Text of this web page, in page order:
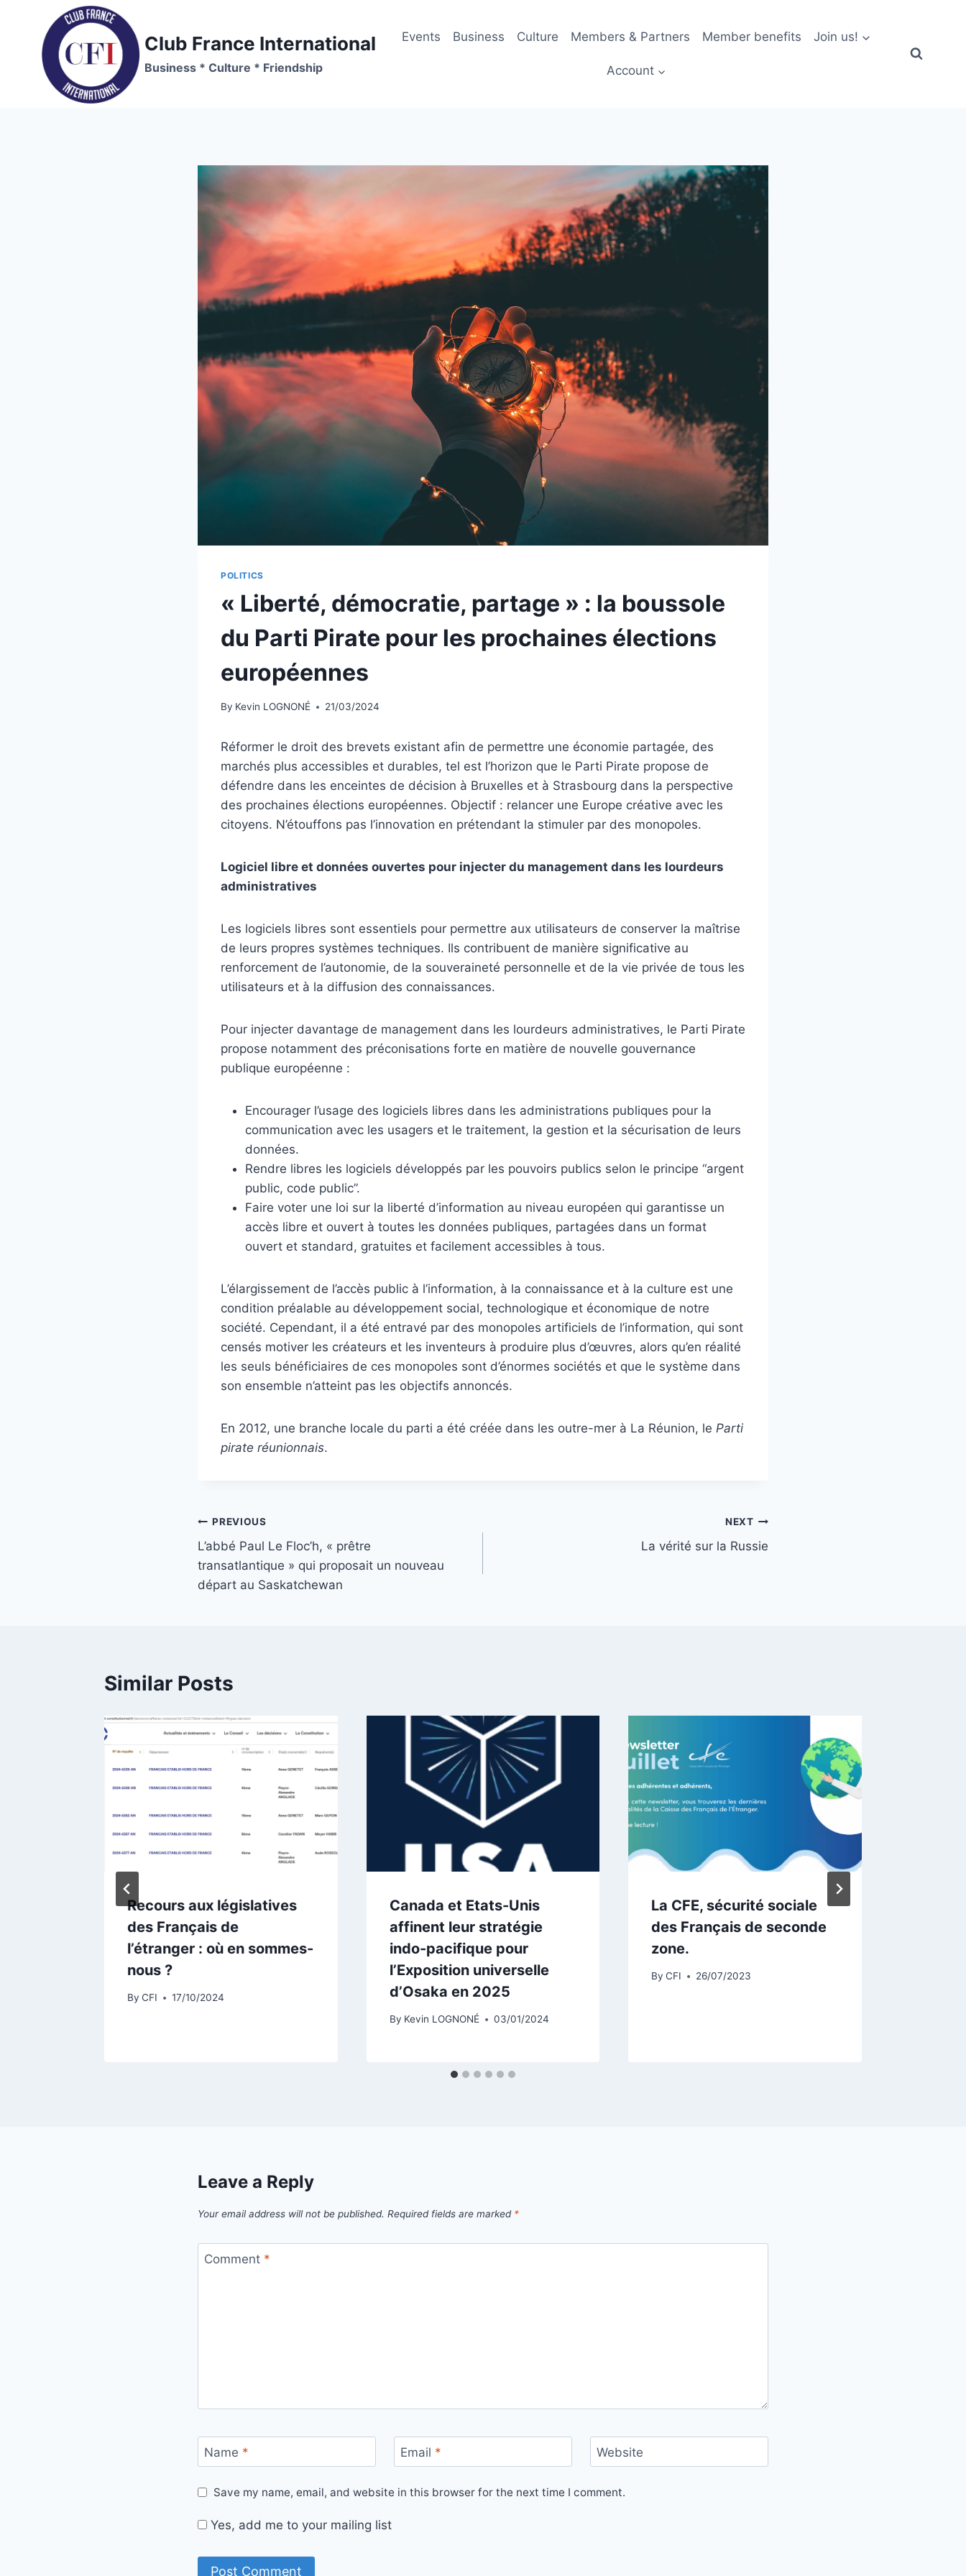
content
Club France International
Business * Culture * Friendship
Events Business Culture Members & Partners Member benefits Join us!
Account
POLITICS
« Liberté, démocratie, partage » : la boussole
du Parti Pirate pour les prochaines élections
européennes
By Kevin LOGNONÉ 21/03/2024
Réformer le droit des brevets existant afin de permettre une économie partagée, des
marchés plus accessibles et durables, tel est l’horizon que le Parti Pirate propose de
défendre dans les enceintes de décision à Bruxelles et à Strasbourg dans la perspective
des prochaines élections européennes. Objectif : relancer une Europe créative avec les
citoyens. N’étouffons pas l’innovation en prétendant la stimuler par des monopoles.
Logiciel libre et données ouvertes pour injecter du management dans les lourdeurs
administratives
Les logiciels libres sont essentiels pour permettre aux utilisateurs de conserver la maîtrise
de leurs propres systèmes techniques. Ils contribuent de manière significative au
renforcement de l’autonomie, de la souveraineté personnelle et de la vie privée de tous les
utilisateurs et à la diffusion des connaissances.
Pour injecter davantage de management dans les lourdeurs administratives, le Parti Pirate
propose notamment des préconisations forte en matière de nouvelle gouvernance
publique européenne :
Encourager l’usage des logiciels libres dans les administrations publiques pour la
communication avec les usagers et le traitement, la gestion et la sécurisation de leurs
données.
Rendre libres les logiciels développés par les pouvoirs publics selon le principe “argent
public, code public”.
Faire voter une loi sur la liberté d’information au niveau européen qui garantisse un
accès libre et ouvert à toutes les données publiques, partagées dans un format
ouvert et standard, gratuites et facilement accessibles à tous.
L’élargissement de l’accès public à l’information, à la connaissance et à la culture est une
condition préalable au développement social, technologique et économique de notre
société. Cependant, il a été entravé par des monopoles artificiels de l’information, qui sont
censés motiver les créateurs et les inventeurs à produire plus d’œuvres, alors qu’en réalité
les seuls bénéficiaires de ces monopoles sont d’énormes sociétés et que le système dans
son ensemble n’atteint pas les objectifs annoncés.
En 2012, une branche locale du parti a été créée dans les outre-mer à La Réunion, le Parti
pirate réunionnais.
Post
navigation
PREVIOUS
L’abbé Paul Le Floc’h, « prêtre
transatlantique » qui proposait un nouveau
départ au Saskatchewan
NEXT
La vérité sur la Russie
Similar Posts
Recours aux législatives
des Français de
l’étranger : où en sommes-
nous ?
By CFI 17/10/2024
Canada et Etats-Unis
affinent leur stratégie
indo-pacifique pour
l’Exposition universelle
d’Osaka en 2025
By Kevin LOGNONÉ 03/01/2024
La CFE, sécurité sociale
des Français de seconde
zone.
By CFI 26/07/2023
Leave a Reply
Your email address will not be published. Required fields are marked *
Comment *
Name * Email * Website
Save my name, email, and website in this browser for the next time I comment.
Yes, add me to your mailing list